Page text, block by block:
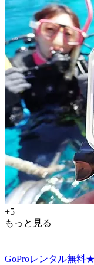
+5
もっと見る
GoProレンタル無料